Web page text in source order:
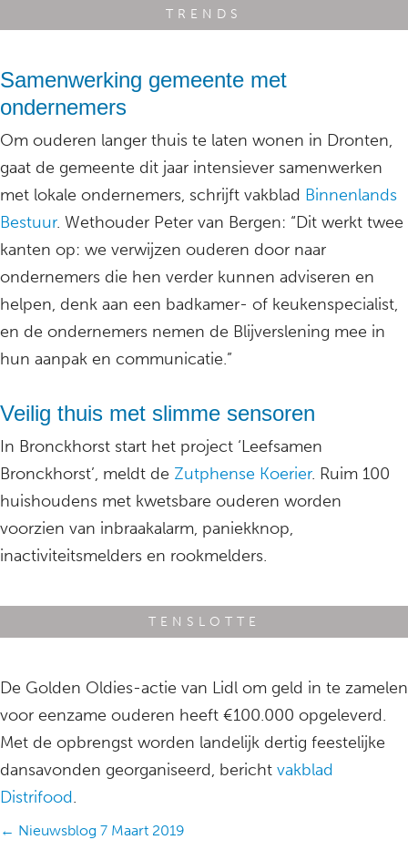
TRENDS
Samenwerking gemeente met
ondernemers
Om ouderen langer thuis te laten wonen in Dronten,
gaat de gemeente dit jaar intensiever samenwerken
met lokale ondernemers, schrijft vakblad Binnenlands
Bestuur. Wethouder Peter van Bergen: “Dit werkt twee
kanten op: we verwijzen ouderen door naar
ondernemers die hen verder kunnen adviseren en
helpen, denk aan een badkamer- of keukenspecialist,
en de ondernemers nemen de Blijverslening mee in
hun aanpak en communicatie.”
Veilig thuis met slimme sensoren
In Bronckhorst start het project ‘Leefsamen
Bronckhorst’, meldt de Zutphense Koerier. Ruim 100
huishoudens met kwetsbare ouderen worden
voorzien van inbraakalarm, paniekknop,
inactiviteitsmelders en rookmelders.
TENSLOTTE
De Golden Oldies-actie van Lidl om geld in te zamelen
voor eenzame ouderen heeft €100.000 opgeleverd.
Met de opbrengst worden landelijk dertig feestelijke
dansavonden georganiseerd, bericht vakblad
Distrifood.
Posts
← Nieuwsblog 7 Maart 2019